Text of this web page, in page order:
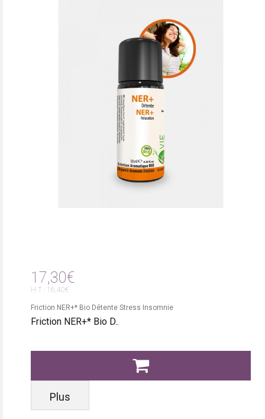
17,30€
H.T : 16,40€
Friction NER+* Bio Détente Stress Insomnie
Friction NER+* Bio D..
Plus